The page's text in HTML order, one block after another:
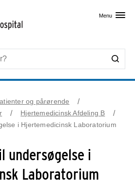
Menu
og pårørende
Hjertemedicinsk Afdeling B
i Hjertemedicinsk Laboratorium
undersøgelse i
Laboratorium